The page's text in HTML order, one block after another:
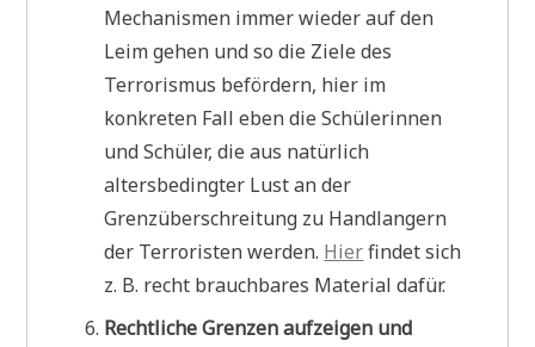
Mechanismen immer wieder auf den
Leim gehen und so die Ziele des
Terrorismus befördern, hier im
konkreten Fall eben die Schülerinnen
und Schüler, die aus natürlich
altersbedingter Lust an der
Grenzüberschreitung zu Handlangern
der Terroristen werden. Hierfindet sich
z. B. recht brauchbares Material dafür.
Rechtliche Grenzen aufzeigen und